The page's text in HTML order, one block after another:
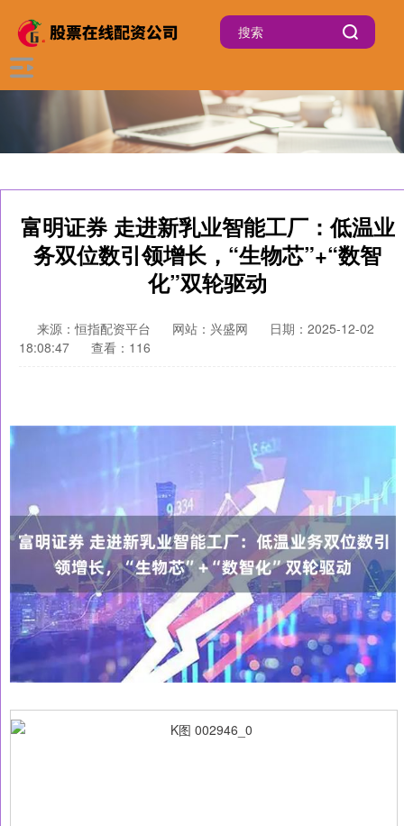
富明证券 走进新乳业智能工厂：低温业
务双位数引领增长，“生物芯”+“数智
化”双轮驱动
来源：恒指配资平台 网站：兴盛网
日期：2025-12-02
18:08:47
查看：116